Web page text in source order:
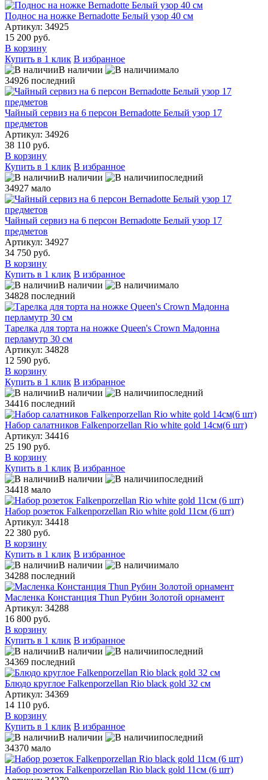
Поднос на ножке Bernadotte Белый узор 40 см
Артикул: 34925
15 200 руб.
В корзину
Купить в 1 клик В избранное
В наличии
мало
34926 последний
Чайный сервиз на 6 персон Bernadotte Белый узор 17
предметов
Артикул: 34926
38 110 руб.
В корзину
Купить в 1 клик В избранное
В наличии
последний
34927 мало
Чайный сервиз на 6 персон Bernadotte Белый узор 17
предметов
Артикул: 34927
34 750 руб.
В корзину
Купить в 1 клик В избранное
В наличии
мало
34828 последний
Тарелка для торта на ножке Queen's Crown Мадонна
перламутр 30 см
Артикул: 34828
12 590 руб.
В корзину
Купить в 1 клик В избранное
В наличии
последний
34416 последний
Набор салатников Falkenporzellan Rio white gold 14см(6 шт)
Артикул: 34416
25 190 руб.
В корзину
Купить в 1 клик В избранное
В наличии
последний
34418 мало
Набор розеток Falkenporzellan Rio white gold 11см (6 шт)
Артикул: 34418
22 380 руб.
В корзину
Купить в 1 клик В избранное
В наличии
мало
34288 последний
Масленка Констанция Thun Рубин Золотой орнамент
Артикул: 34288
16 800 руб.
В корзину
Купить в 1 клик В избранное
В наличии
последний
34369 последний
Блюдо круглое Falkenporzellan Rio black gold 32 см
Артикул: 34369
14 110 руб.
В корзину
Купить в 1 клик В избранное
В наличии
последний
34370 мало
Набор розеток Falkenporzellan Rio black gold 11см (6 шт)